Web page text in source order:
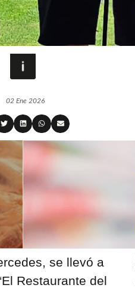
02 Ene 2026
se llevó a
Restaurante del